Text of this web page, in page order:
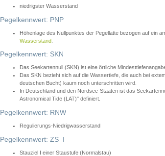
niedrigster Wasserstand
Pegelkennwert: PNP
Höhenlage des Nullpunktes der Pegellatte bezogen auf ein
Wasserstand
Pegelkennwert: SKN
Das Seekartennull (SKN) ist eine örtliche
Das SKN bezieht sich auf die Wassertiefe, die auch bei
deutschen Bucht) kaum noch unterschritten wird.
In Deutschland und den Nordsee-Staaten ist das
Astronomical Tide (LAT)" definiert.
Pegelkennwert: RNW
Regulierungs-Niedrigwasserstand
Pegelkennwert: ZS_I
Stauziel I einer Staustufe (Normalstau)